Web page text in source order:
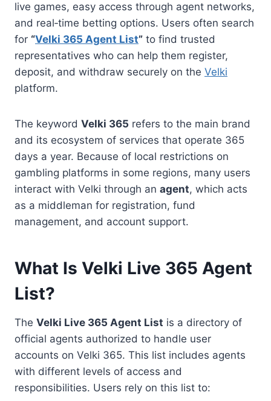
live games, easy access through agent networks,
and real‑time betting options. Users often search
for “Velki 365 Agent List” to find trusted
representatives who can help them register,
deposit, and withdraw securely on the Velki
platform.
The keyword Velki 365 refers to the main brand
and its ecosystem of services that operate 365
days a year. Because of local restrictions on
gambling platforms in some regions, many users
interact with Velki through an agent, which acts
as a middleman for registration, fund
management, and account support.
What Is Velki Live 365 Agent
List?
The Velki Live 365 Agent List is a directory of
official agents authorized to handle user
accounts on Velki 365. This list includes agents
with different levels of access and
responsibilities. Users rely on this list to: